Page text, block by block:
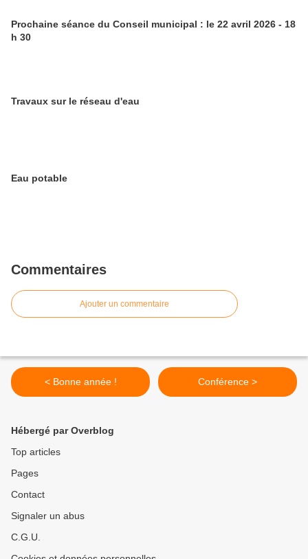
Prochaine séance du Conseil municipal : le 22 avril 2026 - 18
h 30
Travaux sur le réseau d'eau
Eau potable
Commentaires
Ajouter un commentaire
< Bonne année ! Conférence >
Hébergé par Overblog
Top articles
Pages
Contact
Signaler un abus
C.G.U.